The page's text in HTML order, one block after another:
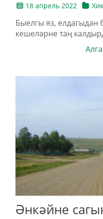
18 апрель 2022
Быелгы яз, елдагыдан
кешеләрне таң
Әнкәйне